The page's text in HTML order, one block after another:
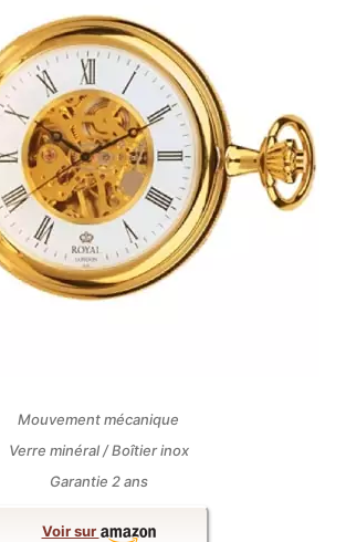
Mouvement mécanique
Verre minéral / Boîtier inox
Garantie 2 ans
Voir sur